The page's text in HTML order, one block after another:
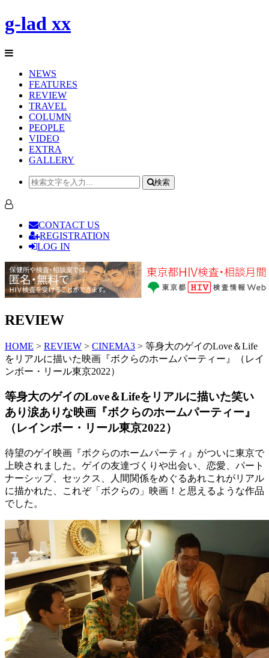
g-lad xx
NEWS
FEATURES
REVIEW
TRAVEL
COLUMN
PEOPLE
VIDEO
EXTRA
GALLERY
検索
CONTACT US
REGISTRATION
LOG IN
REVIEW
HOME > REVIEW > CINEMA3 > 等身大のゲイのLove＆Life
をリアルに描いた映画『ボクらのホームパーティー』（レイ
ンボー・リール東京2022）
等身大のゲイのLove＆Lifeをリアルに描いた笑い
あり涙ありな映画『ボクらのホームパーティー』
（レインボー・リール東京2022）
待望のゲイ映画『ボクらのホームパーティ』がついに東京で
上映されました。ゲイの友達づくりや出会い、恋愛、パート
ナーシップ、セックス、人間関係をめぐるあれこれがリアル
に描かれた、これぞ「ボクらの」映画！と思えるような作品
でした。